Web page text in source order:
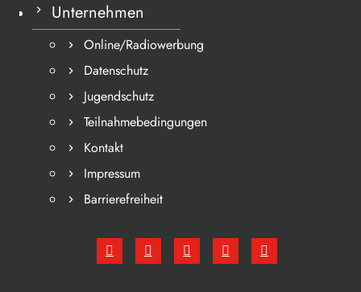
Unternehmen
Online/Radiowerbung
Datenschutz
Jugendschutz
Teilnahmebedingungen
Kontakt
Impressum
Barrierefreiheit